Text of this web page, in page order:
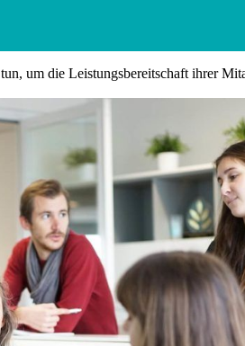
um die Leistungsbereitschaft ihrer